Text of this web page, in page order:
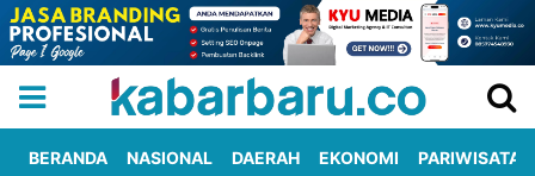
BERANDA NASIONAL DAERAH EKONOMI PARIWISATA